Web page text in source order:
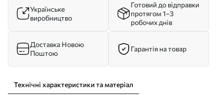
Українське
виробництво
Готовий до відправки
протягом 1–3
робочих днів
Доставка Новою
Поштою
Гарантія на товар
Технічні характеристики та матеріал